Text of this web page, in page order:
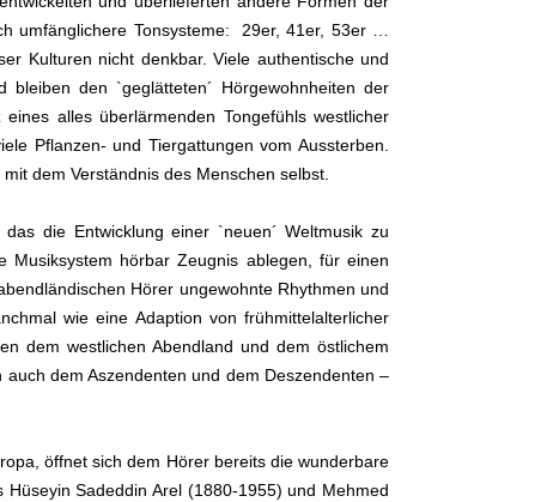
umfänglichere Tonsysteme: 29er, 41er, 53er …
Kulturen nicht denkbar. Viele authentische und
den `geglätteten´ Hörgewohnheiten der
alles überlärmenden Tongefühls westlicher
Pflanzen- und Tiergattungen vom Aussterben.
dem Verständnis des Menschen selbst.
die Entwicklung einer `neuen´ Weltmusik zu
Musiksystem hörbar Zeugnis ablegen, für einen
Hörer ungewohnte Rhythmen und
wie eine Adaption von frühmittelalterlicher
dem westlichen Abendland und dem östlichem
dem Aszendenten und dem Deszendenten –
öffnet sich dem Hörer bereits die wunderbare
Sadeddin Arel (1880-1955) und Mehmed